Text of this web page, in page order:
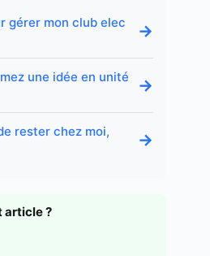
gérer mon club elec
→
une idée en unité
→
rester chez moi,
→
article ?